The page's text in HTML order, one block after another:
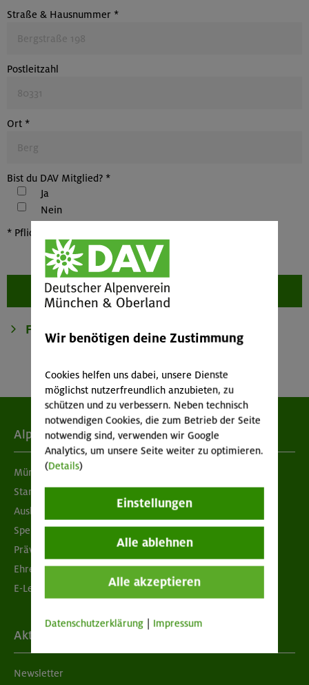
Straße & Hausnummer *
Postleitzahl
Ort *
Bist du DAV Mitglied? *
Ja
Nein
* Pflichtfelder sind mit einem Sternchen markiert
Alpenverein
München & Oberland
Standorte
Ausbildung & Jobs
Spenden
Prävention sexualisierter Gewalt
Ehrenamtsbörse
E-Learning
Aktuelles
Newsletter
Wir benötigen deine Zustimmung
Cookies helfen uns dabei, unsere Dienste
möglichst nutzerfreundlich anzubieten, zu
schützen und zu verbessern. Neben technisch
notwendigen Cookies, die zum Betrieb der Seite
notwendig sind, verwenden wir Google
Analytics, um unsere Seite weiter zu optimieren.
(Details)
Einstellungen
Alle ablehnen
Alle akzeptieren
Datenschutzerklärung Impressum